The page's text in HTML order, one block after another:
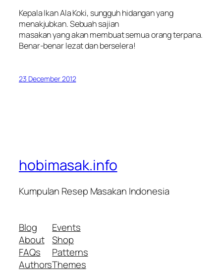
Kepala Ikan Ala Koki, sungguh hidangan yang
menakjubkan. Sebuah sajian
masakan yang akan membuat semua orang terpana.
Benar-benar lezat dan berselera!
23 December 2012
hobimasak.info
Kumpulan Resep Masakan Indonesia
Blog
About
FAQs
Authors
Events
Shop
Patterns
Themes